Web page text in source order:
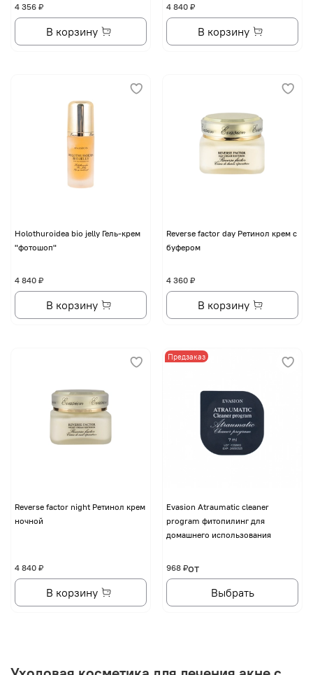
4 356 ₽
В корзину
4 840 ₽
В корзину
Holothuroidea bio jelly Гель-крем
"фотошоп"
4 840 ₽
В корзину
Reverse factor day Ретинол крем с
буфером
4 360 ₽
В корзину
Reverse factor night Ретинол крем
ночной
4 840 ₽
В корзину
Предзаказ
Evasion Atraumatic cleaner
program фитопилинг для
домашнего использования
от
968 ₽
Выбрать